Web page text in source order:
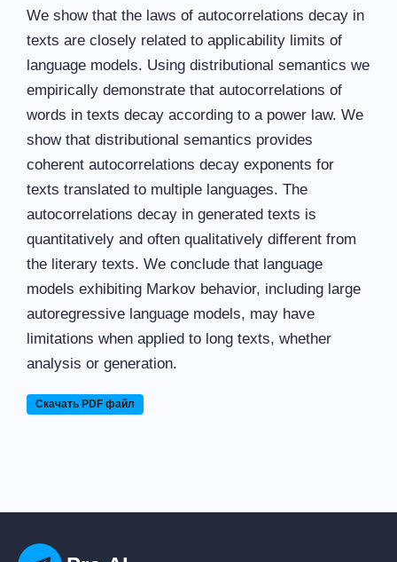
We show that the laws of autocorrelations decay in
texts are closely related to applicability limits of
language models. Using distributional semantics we
empirically demonstrate that autocorrelations of
words in texts decay according to a power law. We
show that distributional semantics provides
coherent autocorrelations decay exponents for
texts translated to multiple languages. The
autocorrelations decay in generated texts is
quantitatively and often qualitatively different from
the literary texts. We conclude that language
models exhibiting Markov behavior, including large
autoregressive language models, may have
limitations when applied to long texts, whether
analysis or generation.
Скачать PDF файл